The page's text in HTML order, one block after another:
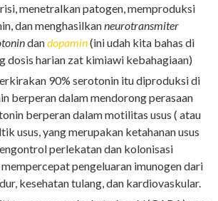
menetralkan patogen, memproduksi
dan menghasilkanneurotransmiter
dandopamin(ini udah kita bahas di
dosis harian zat kimiawi kebahagiaan)
90% serotonin itu diproduksi di
berperan dalam mendorong perasaan
berperan dalam motilitas usus ( atau
usus, yang merupakan ketahanan usus
perlekatan dan kolonisasi
pengeluaran imunogen dari
kesehatan tulang, dan kardiovaskular.